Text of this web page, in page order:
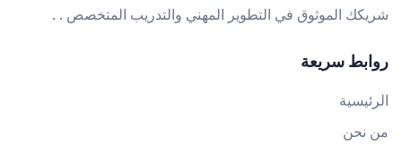
شريكك الموثوق في التطوير المهني والتدريب المتخصص . .
روابط سريعة
الرئيسية
من نحن